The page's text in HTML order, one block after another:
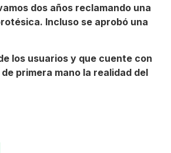
dos años reclamando una
Incluso se aprobó una
los usuarios y que cuente con
primera mano la realidad del